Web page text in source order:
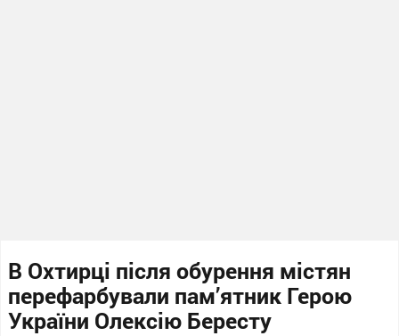
В Охтирці після обурення містян
перефарбували пам’ятник Герою
України Олексію Бересту